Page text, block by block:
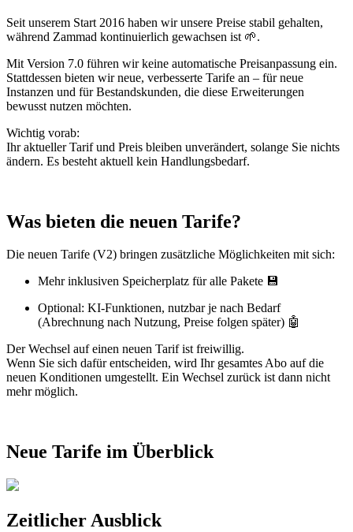
Seit unserem Start 2016 haben wir unsere Preise stabil gehalten,
während Zammad kontinuierlich gewachsen ist 🌱.
Mit Version 7.0 führen wir keine automatische Preisanpassung ein.
Stattdessen bieten wir neue, verbesserte Tarife an – für neue
Instanzen und für Bestandskunden, die diese Erweiterungen
bewusst nutzen möchten.
Wichtig vorab:
Ihr aktueller Tarif und Preis bleiben unverändert, solange Sie nichts
ändern. Es besteht aktuell kein Handlungsbedarf.
Was bieten die neuen Tarife?
Die neuen Tarife (V2) bringen zusätzliche Möglichkeiten mit sich:
Mehr inklusiven Speicherplatz für alle Pakete 💾
Optional: KI-Funktionen, nutzbar je nach Bedarf
(Abrechnung nach Nutzung, Preise folgen später) 🤖
Der Wechsel auf einen neuen Tarif ist freiwillig.
Wenn Sie sich dafür entscheiden, wird Ihr gesamtes Abo auf die
neuen Konditionen umgestellt. Ein Wechsel zurück ist dann nicht
mehr möglich.
Neue Tarife im Überblick
Zeitlicher Ausblick